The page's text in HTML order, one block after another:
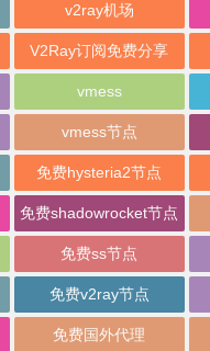
v2ray机场
V2Ray订阅免费分享
vmess
vmess节点
免费hysteria2节点
免费shadowrocket节点
免费ss节点
免费v2ray节点
免费国外代理